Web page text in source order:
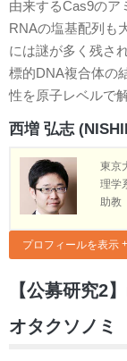
由来するCas9のア
RNAの塩基配列も
には謎が多く残さ
標的DNA複合体の
性を原子レベルで
西増 弘志
東京
理学
助教
プロフィールを表示
【公募研究2
オタクソノミ